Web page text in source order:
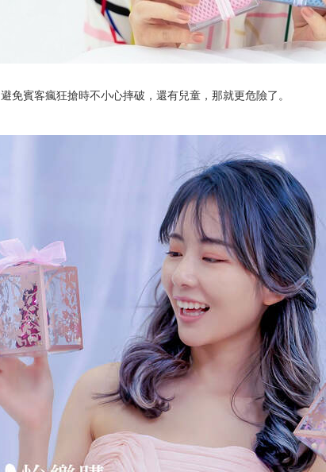
免賓客瘋狂搶時不小心摔破，還有兒童，那就更危險了。